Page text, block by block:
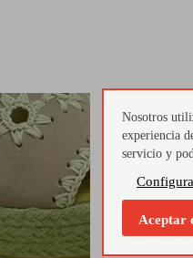
Nosotros
experiencia
servicio y
Aceptar